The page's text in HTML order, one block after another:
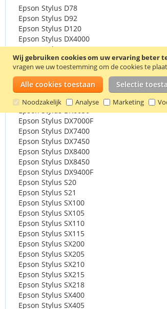
Wij gebruiken cookies om uw ervaring beter
vragen we uw toestemming om de cookies te
Alle cookies toestaan Selectie
Noodzakelijk Analyse Marketing
gallerijEpson Stylus D78
Epson Stylus D92
Epson Stylus D120
Epson Stylus DX4000
Epson Stylus DX4050
Epson Stylus DX4400
Epson Stylus DX4450
Epson Stylus DX5000
Epson Stylus DX5050
Epson Stylus DX6000
Epson Stylus DX6050
Epson Stylus DX7000F
Epson Stylus DX7400
Epson Stylus DX7450
Epson Stylus DX8400
Epson Stylus DX8450
Epson Stylus DX9400F
Epson Stylus S20
Epson Stylus S21
Epson Stylus SX100
Epson Stylus SX105
Epson Stylus SX110
Epson Stylus SX115
Epson Stylus SX200
Epson Stylus SX205
Epson Stylus SX210
Epson Stylus SX215
Epson Stylus SX218
Epson Stylus SX400
Epson Stylus SX405